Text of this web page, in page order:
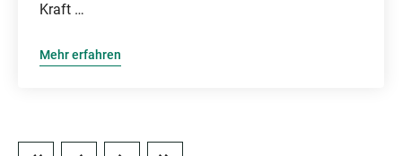
Kraft …
Mehr erfahren